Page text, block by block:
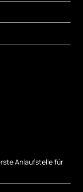
Anlaufstelle für